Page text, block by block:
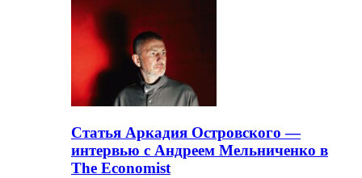
Статья Аркадия Островского —
интервью с Андреем Мельниченко в
The Economist